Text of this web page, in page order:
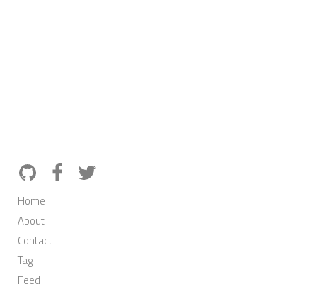
Home
About
Contact
Tag
Feed